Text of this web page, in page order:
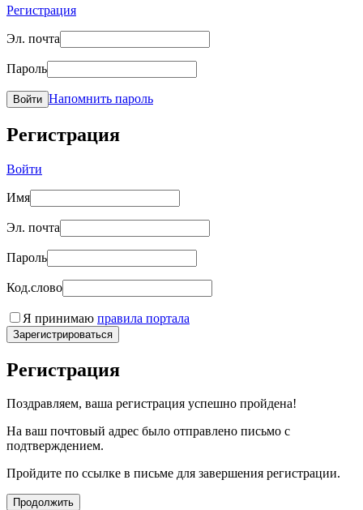
Регистрация
Эл. почта
Пароль
Войти Напомнить пароль
Регистрация
Войти
Имя
Эл. почта
Пароль
Код.слово
Я принимаю правила портала
Зарегистрироваться
Регистрация
Поздравляем, ваша регистрация успешно пройдена!
На ваш почтовый адрес было отправлено письмо с
подтверждением.
Пройдите по ссылке в письме для завершения регистрации.
Продолжить